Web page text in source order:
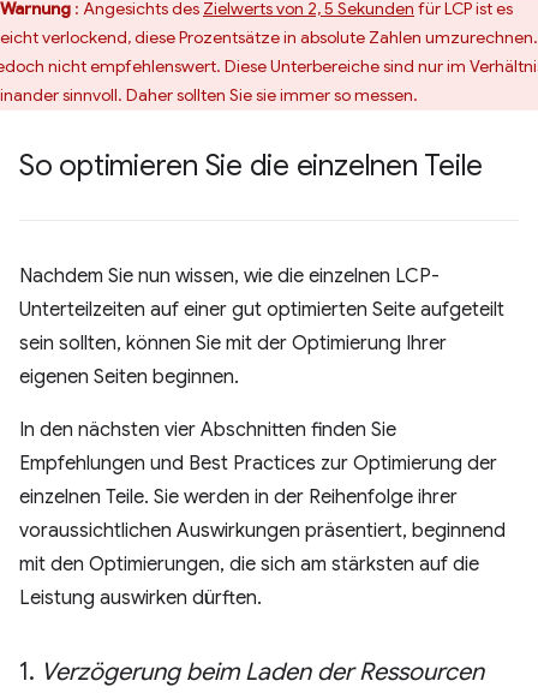
Warnung : Angesichts des Zielwerts von 2, 5 Sekunden für LCP ist es
verlockend, diese Prozentsätze in absolute Zahlen
nicht empfehlenswert. Diese Unterbereiche sind nur im
sinnvoll. Daher sollten Sie sie immer so messen.
So optimieren Sie die einzelnen Teile
Nachdem Sie nun wissen, wie die einzelnen LCP-
Unterteilzeiten auf einer gut optimierten Seite aufgeteilt
sein sollten, können Sie mit der Optimierung Ihrer
eigenen Seiten beginnen.
In den nächsten vier Abschnitten finden Sie
Empfehlungen und Best Practices zur Optimierung der
einzelnen Teile. Sie werden in der Reihenfolge ihrer
voraussichtlichen Auswirkungen präsentiert, beginnend
mit den Optimierungen, die sich am stärksten auf die
Leistung auswirken dürften.
1. Verzögerung beim Laden der Ressourcen